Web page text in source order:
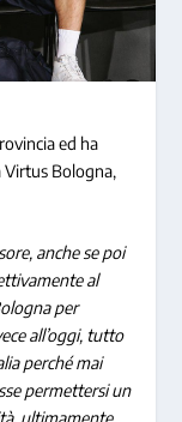
ed ha
Virtus Bologna,
anche se poi
al
per
all’oggi, tutto
perché mai
permettersi un